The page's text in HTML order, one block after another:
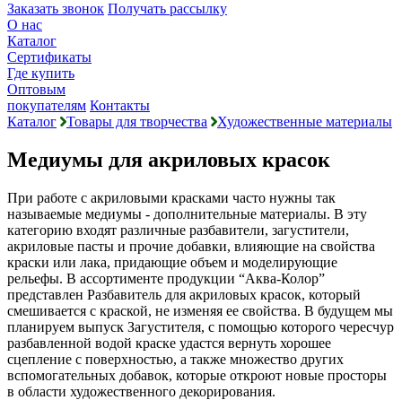
Заказать звонок Получать рассылку
О нас
Каталог
Сертификаты
Где купить
Оптовым
покупателям Контакты
Каталог
Товары для творчества Художественные материалы
Медиумы для акриловых красок
При работе с акриловыми красками часто нужны так
называемые медиумы - дополнительные материалы. В эту
категорию входят различные разбавители, загустители,
акриловые пасты и прочие добавки, влияющие на свойства
краски или лака, придающие объем и моделирующие
рельефы. В ассортименте продукции “Аква-Колор”
представлен Разбавитель для акриловых красок, который
смешивается с краской, не изменяя ее свойства. В будущем мы
планируем выпуск Загустителя, с помощью которого чересчур
разбавленной водой краске удастся вернуть хорошее
сцепление с поверхностью, а также множество других
вспомогательных добавок, которые откроют новые просторы
в области художественного декорирования.